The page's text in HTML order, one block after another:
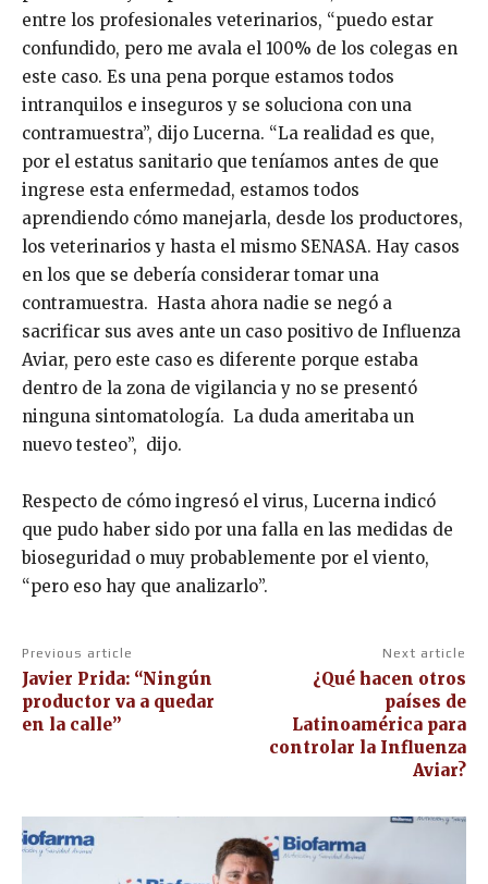
entre los profesionales veterinarios, “puedo estar
confundido, pero me avala el 100% de los colegas en
este caso. Es una pena porque estamos todos
intranquilos e inseguros y se soluciona con una
contramuestra”, dijo Lucerna. “La realidad es que,
por el estatus sanitario que teníamos antes de que
ingrese esta enfermedad, estamos todos
aprendiendo cómo manejarla, desde los productores,
los veterinarios y hasta el mismo SENASA. Hay casos
en los que se debería considerar tomar una
contramuestra. Hasta ahora nadie se negó a
sacrificar sus aves ante un caso positivo de Influenza
Aviar, pero este caso es diferente porque estaba
dentro de la zona de vigilancia y no se presentó
ninguna sintomatología. La duda ameritaba un
nuevo testeo”, dijo.
Respecto de cómo ingresó el virus, Lucerna indicó
que pudo haber sido por una falla en las medidas de
bioseguridad o muy probablemente por el viento,
“pero eso hay que analizarlo”.
Previous article
Javier Prida: “Ningún
productor va a quedar
en la calle”
Next article
¿Qué hacen otros
países de
Latinoamérica para
controlar la Influenza
Aviar?